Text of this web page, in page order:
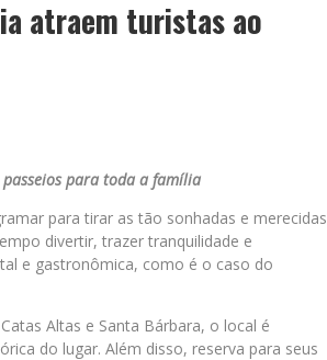
atraem turistas ao
para toda a família
para tirar as tão sonhadas e merecidas
divertir, trazer tranquilidade e
e gastronômica, como é o caso do
Altas e Santa Bárbara, o local é
do lugar. Além disso, reserva para seus